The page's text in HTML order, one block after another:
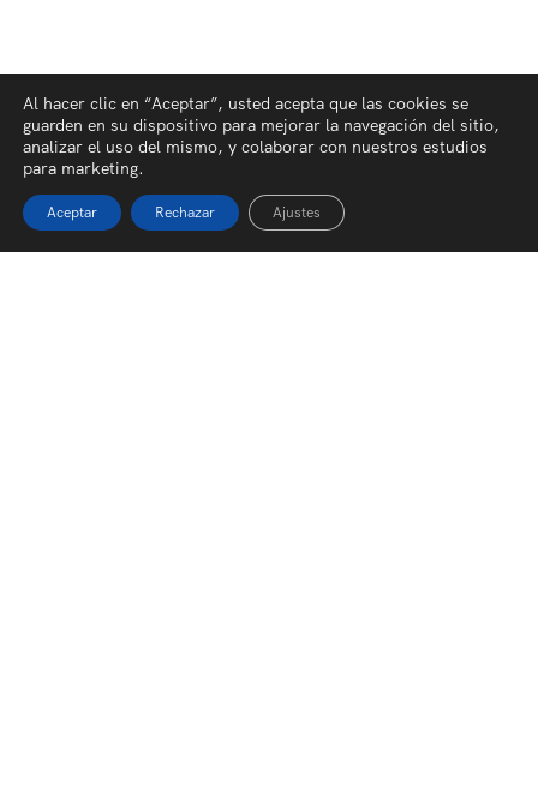
Al hacer clic en “Aceptar”, usted acepta que las cookies se
guarden en su dispositivo para mejorar la navegación del sitio,
analizar el uso del mismo, y colaborar con nuestros estudios
para marketing.
Aceptar Rechazar Ajustes